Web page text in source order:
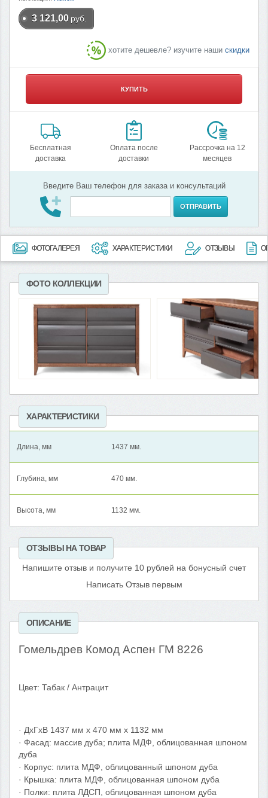
3 121,00 руб.
хотите дешевле? изучите наши скидки
КУПИТЬ
Бесплатная
доставка
Оплата после
доставки
Рассрочка на 12
месяцев
Введите Ваш телефон для заказа и консультаций
ОТПРАВИТЬ
ФОТОГАЛЕРЕЯ ХАРАКТЕРИСТИКИ ОТЗЫВЫ
ФОТО КОЛЛЕКЦИИ
ХАРАКТЕРИСТИКИ
Длина, мм 1437 мм.
Глубина, мм 470 мм.
Высота, мм 1132 мм.
ОТЗЫВЫ НА ТОВАР
Напишите отзыв и получите 10 рублей на бонусный счет
Написать Отзыв первым
ОПИСАНИЕ
Гомельдрев Комод Аспен ГМ 8226
Цвет: Табак / Антрацит
· ДхГхВ 1437 мм х 470 мм х 1132 мм
· Фасад: массив дуба; плита МДФ, облицованная шпоном
дуба
· Корпус: плита МДФ, облицованный шпоном дуба
· Крышка: плита МДФ, облицованная шпоном дуба
· Полки: плита ЛДСП, облицованная шпоном дуба